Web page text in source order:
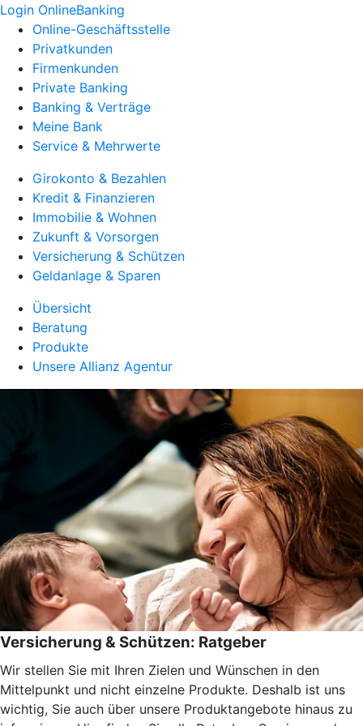
Login OnlineBanking
Online-Geschäftsstelle
Privatkunden
Firmenkunden
Private Banking
Banking & Verträge
Meine Bank
Service & Mehrwerte
Girokonto & Bezahlen
Kredit & Finanzieren
Immobilie & Wohnen
Zukunft & Vorsorgen
Versicherung & Schützen
Geldanlage & Sparen
Übersicht
Beratung
Produkte
Unsere Allianz Agentur
Versicherung & Schützen: Ratgeber
Wir stellen Sie mit Ihren Zielen und Wünschen in den
Mittelpunkt und nicht einzelne Produkte. Deshalb ist uns
wichtig, Sie auch über unsere Produktangebote hinaus zu